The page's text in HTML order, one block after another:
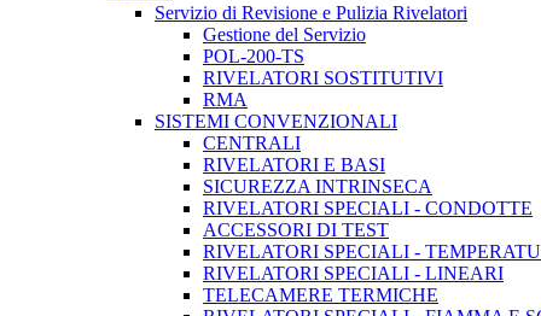
Servizio di Revisione e Pulizia Rivelatori
Gestione del Servizio
POL-200-TS
RIVELATORI SOSTITUTIVI
RMA
SISTEMI CONVENZIONALI
CENTRALI
RIVELATORI E BASI
SICUREZZA INTRINSECA
RIVELATORI SPECIALI - CONDOTTE
ACCESSORI DI TEST
RIVELATORI SPECIALI -
RIVELATORI SPECIALI - LINEARI
TELECAMERE TERMICHE